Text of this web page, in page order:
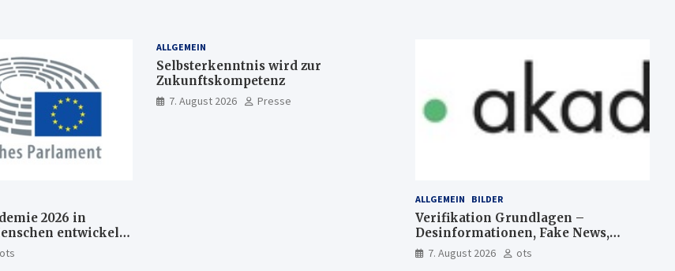
2026 in
entwickeln
Zukunft
ots
ALLGEMEIN
Selbsterkenntnis wird zur
Zukunftskompetenz
7. August 2026 Presse
ALLGEMEIN BILDER
Verifikation Grundlagen –
Desinformationen, Fake News,
manipulierte Inhalte | dpa-
Akademie
7. August 2026 ots